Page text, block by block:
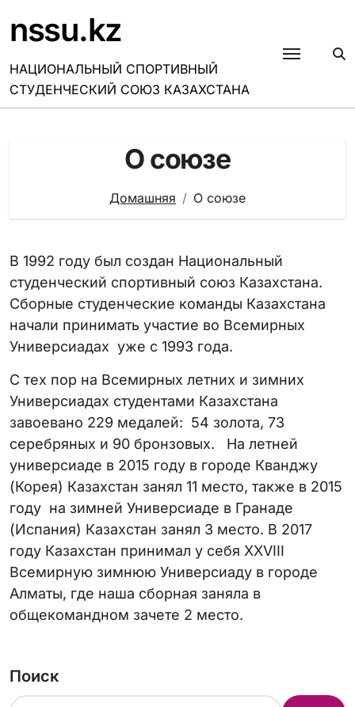
содержанию
nssu.kz
НАЦИОНАЛЬНЫЙ СПОРТИВНЫЙ
СТУДЕНЧЕСКИЙ СОЮЗ КАЗАХСТАНА
О союзе
Домашняя О союзе
В 1992 году был создан Национальный
студенческий спортивный союз Казахстана.
Сборные студенческие команды Казахстана
начали принимать участие во Всемирных
Универсиадах уже с 1993 года.
С тех пор на Всемирных летних и зимних
Универсиадах студентами Казахстана
завоевано 229 медалей: 54 золота, 73
серебряных и 90 бронзовых. На летней
универсиаде в 2015 году в городе Кванджу
(Корея) Казахстан занял 11 место, также в 2015
году на зимней Универсиаде в Гранаде
(Испания) Казахстан занял 3 место. В 2017
году Казахстан принимал у себя XXVIII
Всемирную зимнюю Универсиаду в городе
Алматы, где наша сборная заняла в
общекомандном зачете 2 место.
Поиск